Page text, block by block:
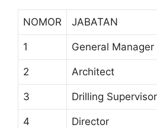
NOMOR JABATAN
1 General Manager
2 Architect
3 Drilling Supervisor
4 Director